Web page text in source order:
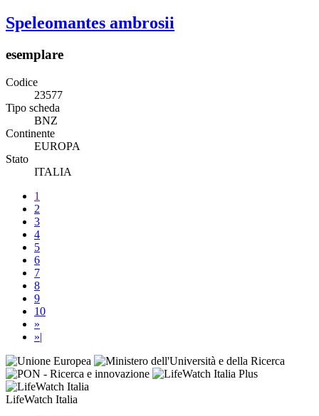
Speleomantes ambrosii
esemplare
Codice
23577
Tipo scheda
BNZ
Continente
EUROPA
Stato
ITALIA
1
2
3
4
5
6
7
8
9
10
»
»|
LifeWatch Italia